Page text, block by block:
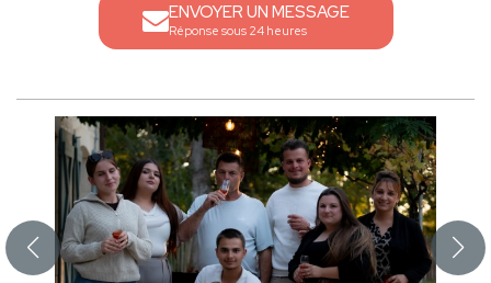
ENVOYER UN MESSAGE
Réponse sous 24 heures